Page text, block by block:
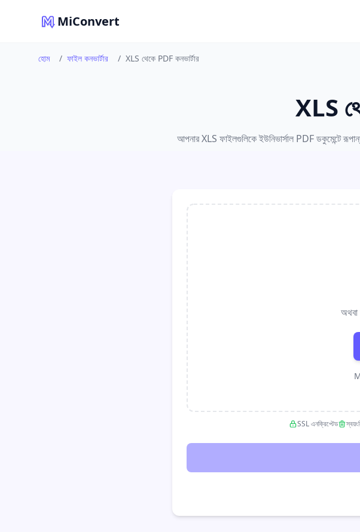
MiConvert
হোম / ফাইল কনভার্টার / XLS থেকে PDF কনভার্টার
XLS
আপনার XLS ফাইলগুলিকে ইউনিভার্সাল PDF ডকুমেন্টে
অথবা
SSL এনক্রিপ্টেড